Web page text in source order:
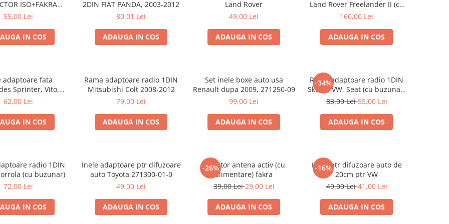
2003>
55,00 Lei
IN COS
2DIN FIAT PANDA, 2003-2012
80,01 Lei
ADAUGA IN COS
Land Rover
49,00 Lei
ADAUGA IN COS
Land Rover Freelander II (cu
buzunar)
160,00 Lei
ADAUGA IN COS
adaptoare fata
Sprinter, Vito,
271190-18
62,00 Lei
IN COS
Rama adaptoare radio 1DIN
Mitsubishi Colt 2008-2012
79,00 Lei
ADAUGA IN COS
Set inele boxe auto usa
Renault dupa 2009, 271250-09
99,00 Lei
ADAUGA IN COS
-34%
Rama adaptoare radio 1DIN
Skoda, VW, Seat (cu buzunar)
40.145
83,00 Lei55,00 Lei
ADAUGA IN COS
radio 1DIN
(cu buzunar)
72,00 Lei
IN COS
Inele adaptoare ptr difuzoare
auto Toyota 271300-01-0
49,00 Lei
ADAUGA IN COS
-26%
Adaptor antena activ (cu
alimentare) fakra
39,00 Lei29,00 Lei
ADAUGA IN COS
-16%
Inele ptr difuzoare auto de
20cm ptr VW
49,00 Lei41,00 Lei
ADAUGA IN COS